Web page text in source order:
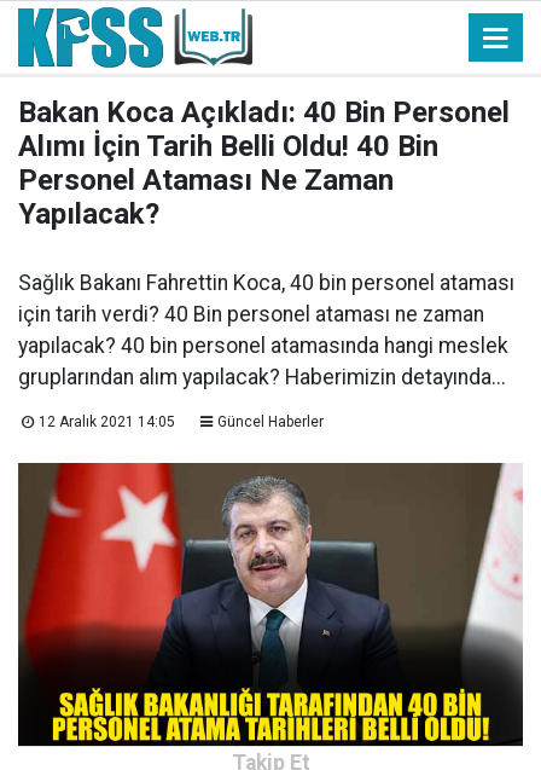
Bakan Koca Açıkladı: 40 Bin Personel
Alımı İçin Tarih Belli Oldu! 40 Bin
Personel Ataması Ne Zaman
Yapılacak?
Sağlık Bakanı Fahrettin Koca, 40 bin personel ataması
için tarih verdi? 40 Bin personel ataması ne zaman
yapılacak? 40 bin personel atamasında hangi meslek
gruplarından alım yapılacak? Haberimizin detayında...
12 Aralık 2021 14:05 Güncel Haberler